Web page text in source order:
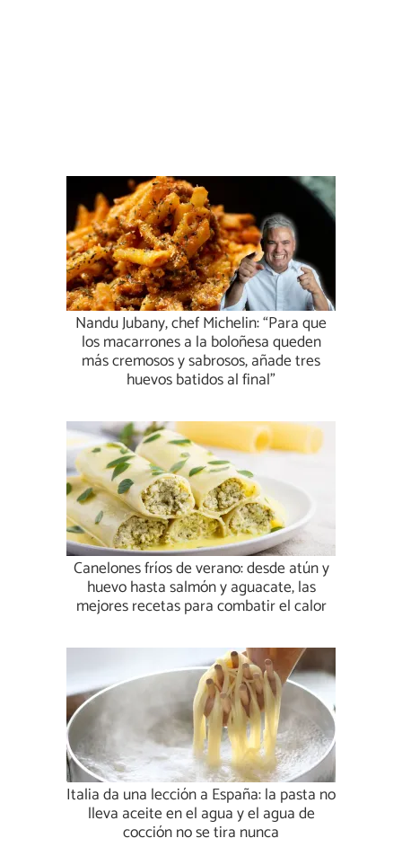
Nandu Jubany, chef Michelin: “Para que
los macarrones a la boloñesa queden
más cremosos y sabrosos, añade tres
huevos batidos al final”
Canelones fríos de verano: desde atún y
huevo hasta salmón y aguacate, las
mejores recetas para combatir el calor
Italia da una lección a España: la pasta no
lleva aceite en el agua y el agua de
cocción no se tira nunca